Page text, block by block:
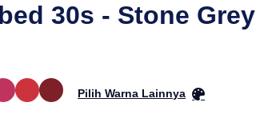
30s - Stone Grey
Pilih Warna Lainnya